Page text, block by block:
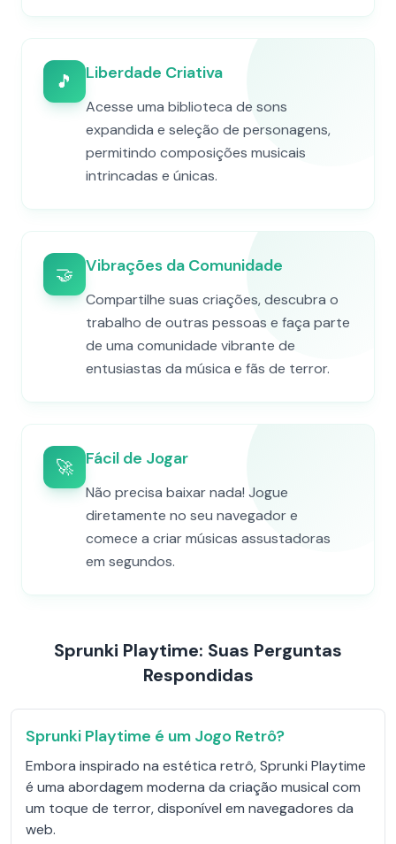
🎵 Liberdade Criativa
Acesse uma biblioteca de sons
expandida e seleção de personagens,
permitindo composições musicais
intrincadas e únicas.
🤝 Vibrações da Comunidade
Compartilhe suas criações, descubra o
trabalho de outras pessoas e faça parte
de uma comunidade vibrante de
entusiastas da música e fãs de terror.
🚀 Fácil de Jogar
Não precisa baixar nada! Jogue
diretamente no seu navegador e
comece a criar músicas assustadoras
em segundos.
Sprunki Playtime: Suas Perguntas
Respondidas
Sprunki Playtime é um Jogo Retrô?
Embora inspirado na estética retrô, Sprunki Playtime
é uma abordagem moderna da criação musical com
um toque de terror, disponível em navegadores da
web.